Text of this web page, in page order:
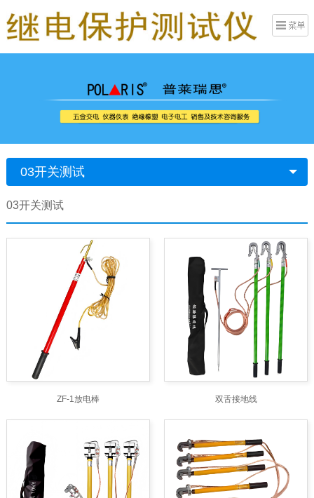
03开关测试
03开关测试
ZF-1放电棒 双舌接地线